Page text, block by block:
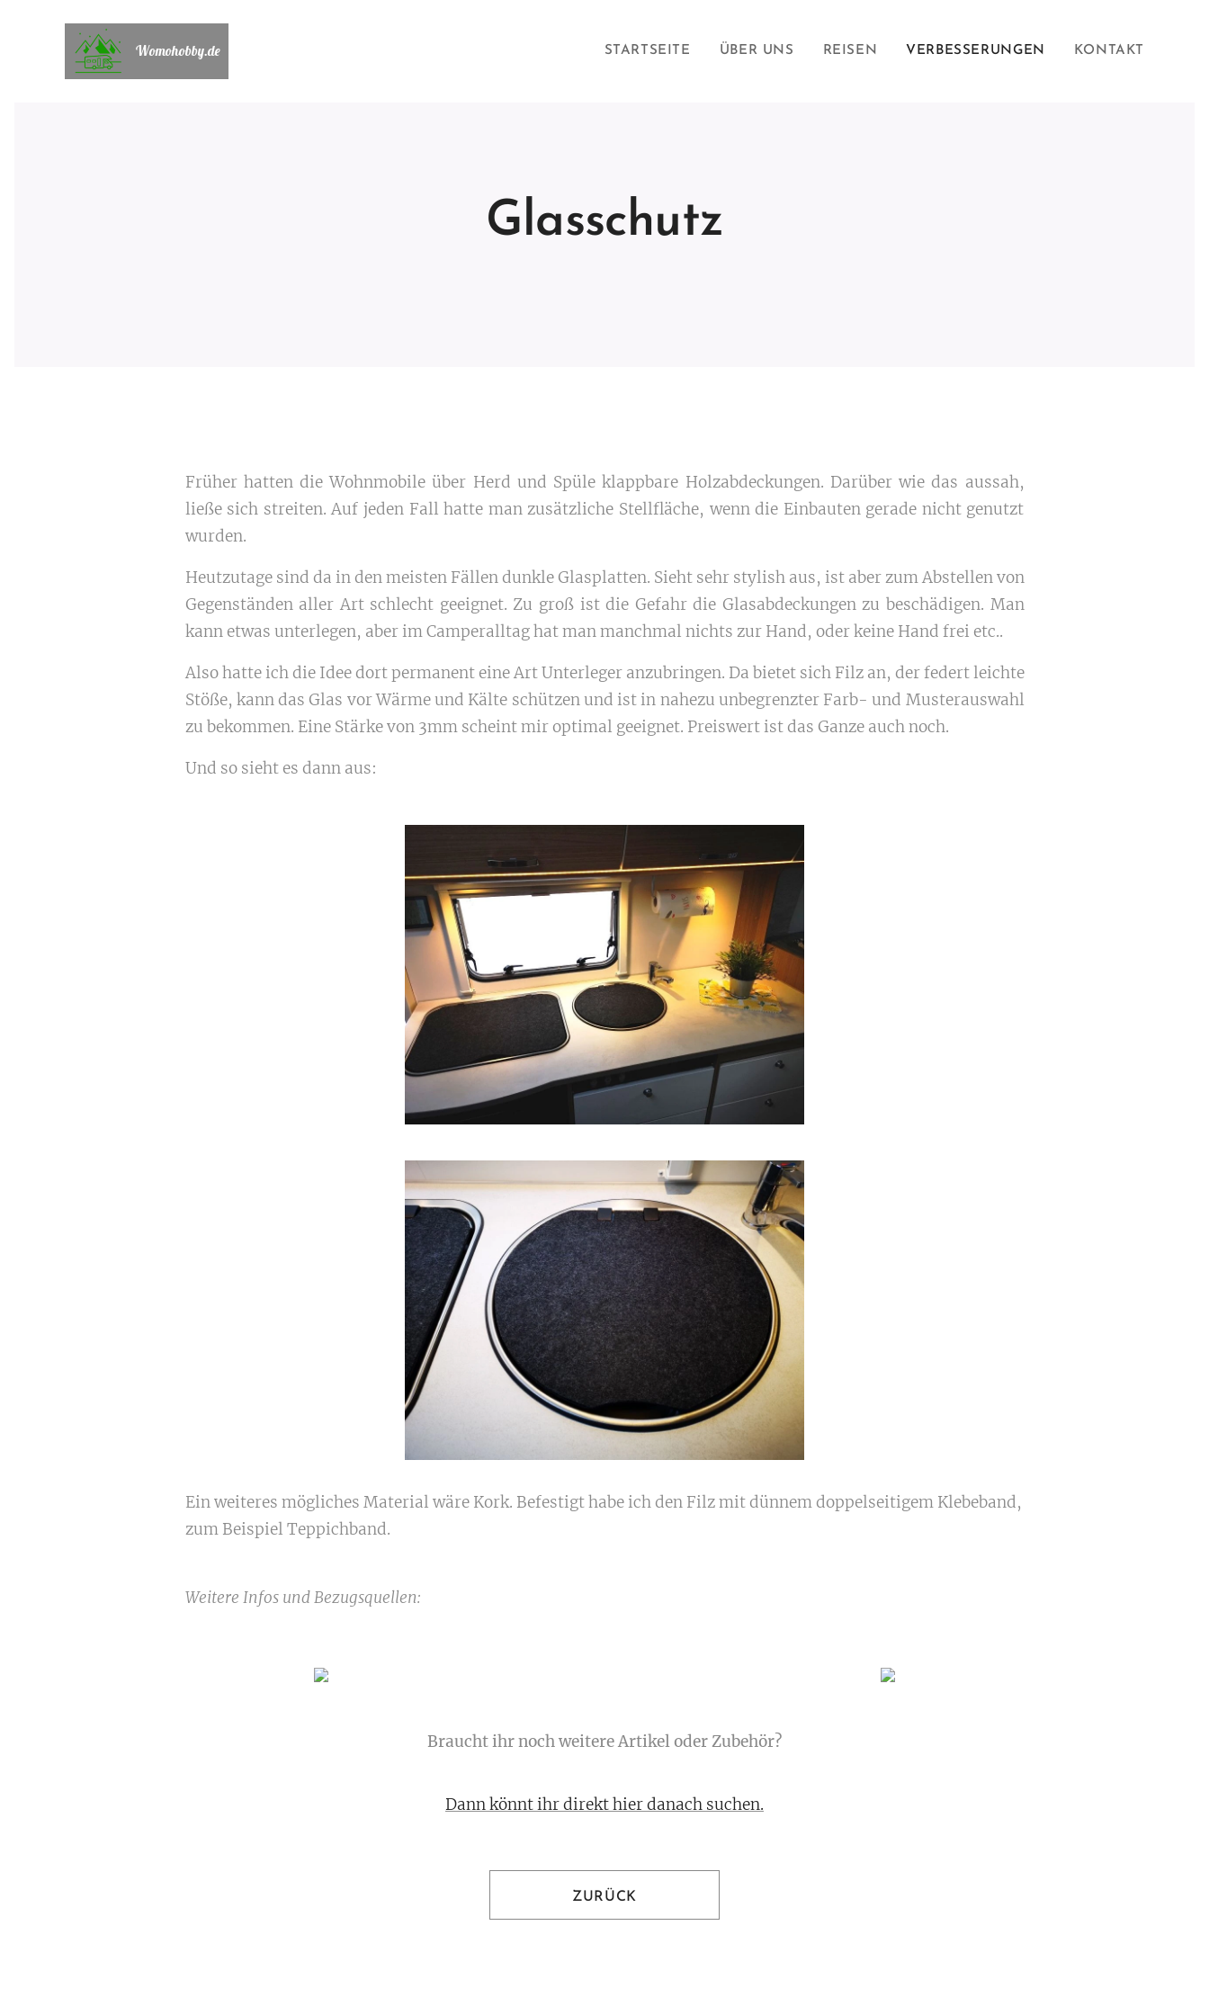
Womohobby.de STARTSEITE ÜBER UNS REISEN VERBESSERUNGEN KONTAKT
Glasschutz
Früher hatten die Wohnmobile über Herd und Spüle klappbare Holzabdeckungen. Darüber wie das aussah,
ließe sich streiten. Auf jeden Fall hatte man zusätzliche Stellfläche, wenn die Einbauten gerade nicht genutzt
wurden.
Heutzutage sind da in den meisten Fällen dunkle Glasplatten. Sieht sehr stylish aus, ist aber zum Abstellen von
Gegenständen aller Art schlecht geeignet. Zu groß ist die Gefahr die Glasabdeckungen zu beschädigen. Man
kann etwas unterlegen, aber im Camperalltag hat man manchmal nichts zur Hand, oder keine Hand frei etc..
Also hatte ich die Idee dort permanent eine Art Unterleger anzubringen. Da bietet sich Filz an, der federt leichte
Stöße, kann das Glas vor Wärme und Kälte schützen und ist in nahezu unbegrenzter Farb- und Musterauswahl
zu bekommen. Eine Stärke von 3mm scheint mir optimal geeignet. Preiswert ist das Ganze auch noch.
Und so sieht es dann aus:
Ein weiteres mögliches Material wäre Kork. Befestigt habe ich den Filz mit dünnem doppelseitigem Klebeband,
zum Beispiel Teppichband.
Weitere Infos und Bezugsquellen:
Braucht ihr noch weitere Artikel oder Zubehör?
Dann könnt ihr direkt hier danach suchen.
ZURÜCK